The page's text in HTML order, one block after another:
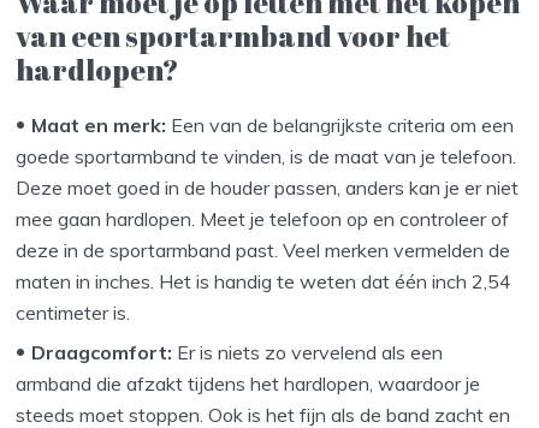
van een sportarmband voor het
hardlopen?
Maat en merk: Een van de belangrijkste criteria om een
goede sportarmband te vinden, is de maat van je telefoon.
Deze moet goed in de houder passen, anders kan je er niet
mee gaan hardlopen. Meet je telefoon op en controleer of
deze in de sportarmband past. Veel merken vermelden de
maten in inches. Het is handig te weten dat één inch 2,54
centimeter is.
Draagcomfort: Er is niets zo vervelend als een
armband die afzakt tijdens het hardlopen, waardoor je
steeds moet stoppen. Ook is het fijn als de band zacht en